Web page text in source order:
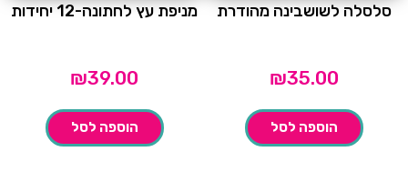
סלסלה לשושבינה מהודרת
₪35.00
הוספה לסל
מניפת עץ לחתונה-12 יחידות
₪39.00
הוספה לסל